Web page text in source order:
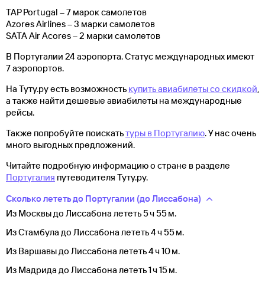
TAP Portugal – 7 марок самолетов
Azores Airlines – 3 марки самолетов
SATA Air Acores – 2 марки самолетов
В Португалии 24 аэропорта. Статус международных имеют
7 аэропортов.
На Туту.ру есть возможность купить авиабилеты со скидкой,
а также найти дешевые авиабилеты на международные
рейсы.
Также попробуйте поискатьтуры в Португалию. У нас очень
много выгодных предложений.
Читайте подробную информацию о стране в разделе
Португалия путеводителя Туту.ру.
Сколько лететь до Португалии (до Лиссабона)
Из Москвы до Лиссабона лететь 5 ч 55 м.
Из Стамбула до Лиссабона лететь 4 ч 55 м.
Из Варшавы до Лиссабона лететь 4 ч 10 м.
Из Мадрида до Лиссабона лететь 1 ч 15 м.